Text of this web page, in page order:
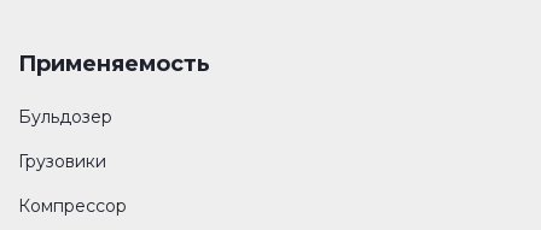
Применяемость
Бульдозер
Грузовики
Компрессор